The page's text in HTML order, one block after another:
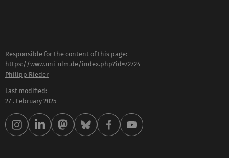
Responsible for the content of this page:
https://www.uni-ulm.de/index.php?id=72724
Philipp Rieder
Last modified:
27 . February 2025